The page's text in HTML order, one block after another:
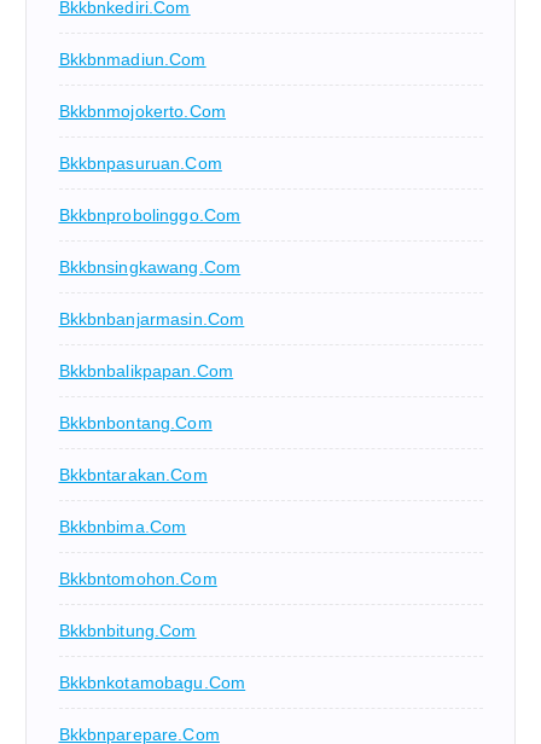
Bkkbnkediri.com
Bkkbnmadiun.com
Bkkbnmojokerto.com
Bkkbnpasuruan.com
Bkkbnprobolinggo.com
Bkkbnsingkawang.com
Bkkbnbanjarmasin.com
Bkkbnbalikpapan.com
Bkkbnbontang.com
Bkkbntarakan.com
Bkkbnbima.com
Bkkbntomohon.com
Bkkbnbitung.com
Bkkbnkotamobagu.com
Bkkbnparepare.com